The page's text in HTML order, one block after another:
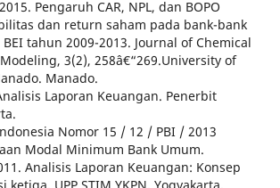
Pengaruh CAR, NPL, dan BOPO
dan return saham pada bank-bank
tahun 2009-2013. Journal of Chemical
3(2), 258â€“269.University of
Manado.
Laporan Keuangan. Penerbit
Nomor 15 / 12 / PBI / 2013
Modal Minimum Bank Umum.
Analisis Laporan Keuangan: Konsep